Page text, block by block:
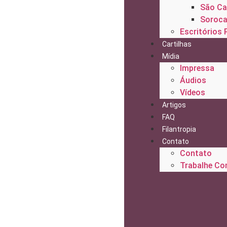
São
Escritórios
Cartilhas
Mídia
Impressa
Áudios
Vídeos
Artigos
FAQ
Filantropia
Contato
Contato
Trabalhe